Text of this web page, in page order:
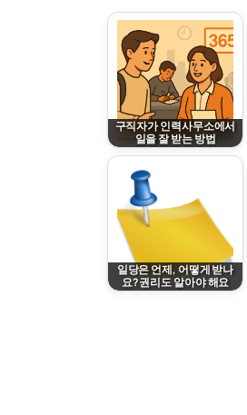
구직자가 인력사무소에서
일을 잘 받는 방법
March 5, 2026
일당은 언제, 어떻게 받나
요? 권리도 알아야 해요